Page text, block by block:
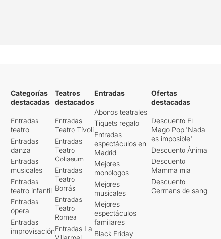
Categorías
destacadas
Entradas
teatro
Entradas
danza
Entradas
musicales
Entradas
teatro infantil
Entradas
ópera
Entradas
improvisación
Teatros
destacados
Entradas
Teatro Tívoli
Entradas
Teatro
Coliseum
Entradas
Teatro
Borrás
Entradas
Teatro
Romea
Entradas La
Villarroel
Entradas
Abonos teatrales
Tiquets regalo
Entradas
espectáculos en
Madrid
Mejores
monólogos
Mejores
musicales
Mejores
espectáculos
familiares
Black Friday
Ofertas
destacadas
Descuento El
Mago Pop 'Nada
es imposible'
Descuento Ànima
Descuento
Mamma mia
Descuento
Germans de sang